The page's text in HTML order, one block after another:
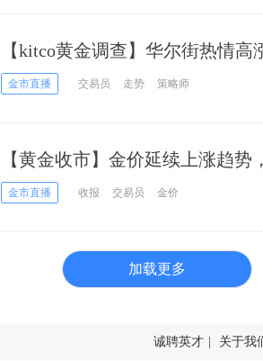
【kitco黄金调查】华尔街热情
2500美元，散户情绪则稍显保守
金市直播 交易员 走势 策略师
【黄金收市】金价延续上涨趋势
金市直播 收报 交易员 金价
加载更多
诚聘英才 关于我